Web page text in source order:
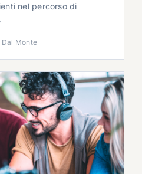
nel percorso di
Monte